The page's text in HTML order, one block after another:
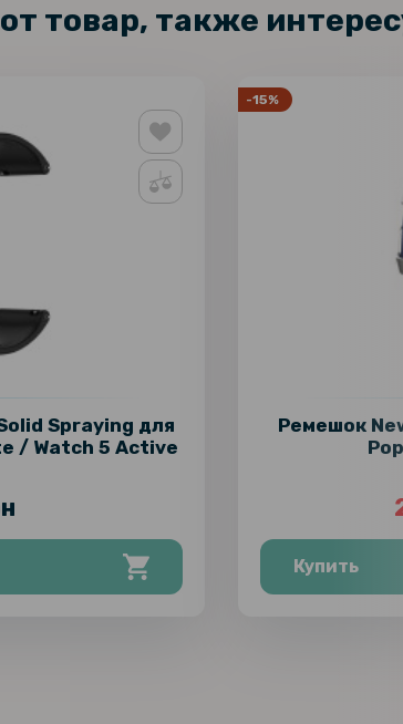
товар, также
Spraying для
/ Watch 5 Active
-15%
Ремешок
Купить